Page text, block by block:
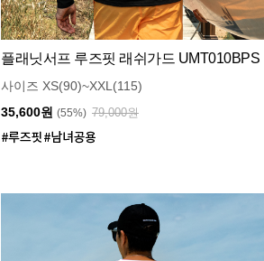
플래닛서프 루즈핏 래쉬가드 UMT010BPS
사이즈 XS(90)~XXL(115)
35,600원 (55%) 79,000원